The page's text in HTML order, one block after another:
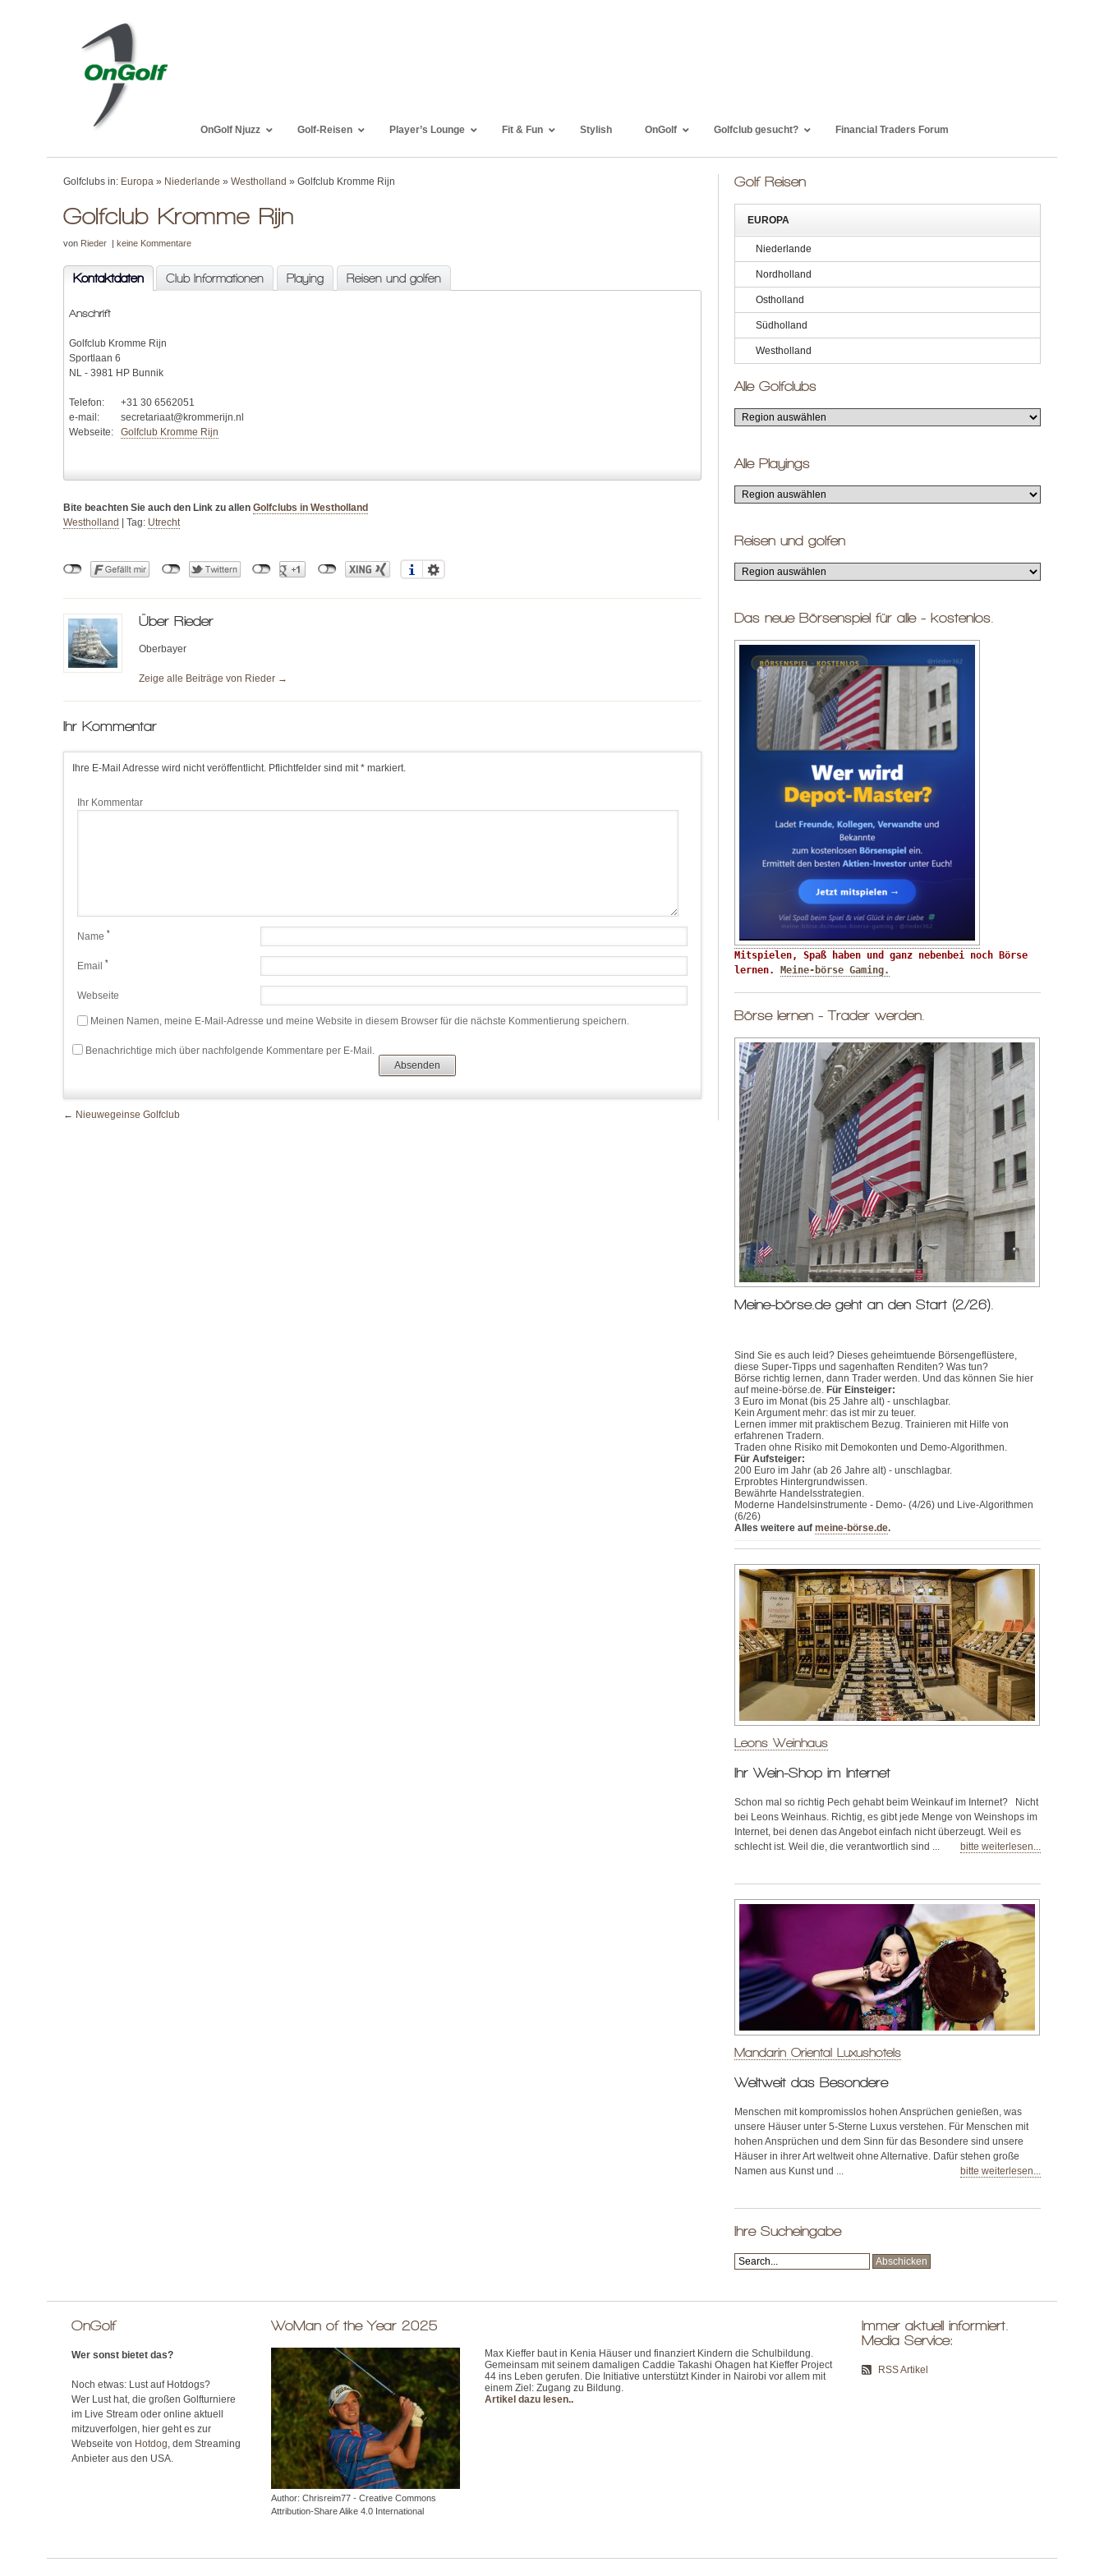
OnGolf Njuzz Golf-Reisen Player’s Lounge Fit & Fun Stylish OnGolf Golfclub gesucht? Financial Traders Forum
Golfclubs in: Europa» Niederlande » Westholland » Golfclub Kromme Rijn
Golfclub Kromme Rijn
von Rieder| keine Kommentare
Kontaktdaten Club Informationen Playing Reisen und golfen
Anschrift
Golfclub Kromme Rijn
Sportlaan 6
NL - 3981 HP Bunnik
Telefon:
+31 30 6562051
e-mail:
secretariaat@krommerijn.nl
Webseite:
Golfclub Kromme Rijn
Bite beachten Sie auch den Link zu allen Golfclubs in Westholland
Westholland
Tag: Utrecht
Über Rieder
Oberbayer
Zeige alle Beiträge von Rieder →
Ihr Kommentar
Ihre E-Mail Adresse wird nicht veröffentlicht. Pflichtfelder sind mit * markiert.
Ihr Kommentar
Name *
Email *
Webseite
Meinen Namen, meine E-Mail-Adresse und meine Website in diesem Browser für die nächste Kommentierung speichern.
Benachrichtige mich über nachfolgende Kommentare per E-Mail.
← Nieuwegeinse Golfclub
Golf Reisen
EUROPA
Niederlande
Nordholland
Ostholland
Südholland
Westholland
Alle Golfclubs
Alle Playings
Reisen und golfen
Das neue Börsenspiel für alle - kostenlos.
Mitspielen, Spaß haben und ganz nebenbei noch Börse
lernen.
Meine-börse Gaming.
Börse lernen - Trader werden.
Meine-börse.de geht an den Start (2/26).
Sind Sie es auch leid? Dieses geheimtuende Börsengeflüstere,
diese Super-Tipps und sagenhaften Renditen? Was tun?
Börse richtig lernen, dann Trader werden. Und das können Sie hier
auf meine-börse.de. Für Einsteiger:
3 Euro im Monat (bis 25 Jahre alt) - unschlagbar.
Kein Argument mehr: das ist mir zu teuer.
Lernen immer mit praktischem Bezug. Trainieren mit Hilfe von
erfahrenen Tradern.
Traden ohne Risiko mit Demokonten und Demo-Algorithmen.
Für Aufsteiger:
200 Euro im Jahr (ab 26 Jahre alt) - unschlagbar.
Erprobtes Hintergrundwissen.
Bewährte Handelsstrategien.
Moderne Handelsinstrumente - Demo- (4/26) und Live-Algorithmen
(6/26)
Alles weitere aufmeine-börse.de.
Leons Weinhaus
Ihr Wein-Shop im Internet
Schon mal so richtig Pech gehabt beim Weinkauf im Internet? Nicht
bei Leons Weinhaus. Richtig, es gibt jede Menge von Weinshops im
Internet, bei denen das Angebot einfach nicht überzeugt. Weil es
schlecht ist. Weil die, die verantwortlich sind ...
bitte weiterlesen...
Mandarin Oriental Luxushotels
Weltweit das Besondere
Menschen mit kompromisslos hohen Ansprüchen genießen, was
unsere Häuser unter 5-Sterne Luxus verstehen. Für Menschen mit
hohen Ansprüchen und dem Sinn für das Besondere sind unsere
Häuser in ihrer Art weltweit ohne Alternative. Dafür stehen große
Namen aus Kunst und ...
bitte weiterlesen...
Ihre Sucheingabe
OnGolf
Wer sonst bietet das?
Noch etwas: Lust auf Hotdogs?
Wer Lust hat, die großen Golfturniere
im Live Stream oder online aktuell
mitzuverfolgen, hier geht es zur
Webseite von Hotdog, dem Streaming
Anbieter aus den USA.
WoMan of the Year 2025
Author: Chrisreim77 - Creative Commons
Attribution-Share Alike 4.0 International
Max Kieffer baut in Kenia Häuser und finanziert Kindern die Schulbildung.
Gemeinsam mit seinem damaligen Caddie Takashi Ohagen hat Kieffer Project
44 ins Leben gerufen. Die Initiative unterstützt Kinder in Nairobi vor allem mit
einem Ziel: Zugang zu Bildung.
Artikel dazu lesen..
Immer aktuell informiert.
Media Service:
RSS Artikel